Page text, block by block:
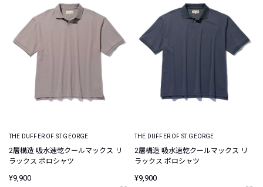
THE DUFFER OF ST.GEORGE
2層構造 吸水速乾クールマックス リ
ラックス ポロシャツ
¥9,900
THE DUFFER OF ST.GEORGE
2層構造 吸水速乾クールマックス リ
ラックス ポロシャツ
¥9,900